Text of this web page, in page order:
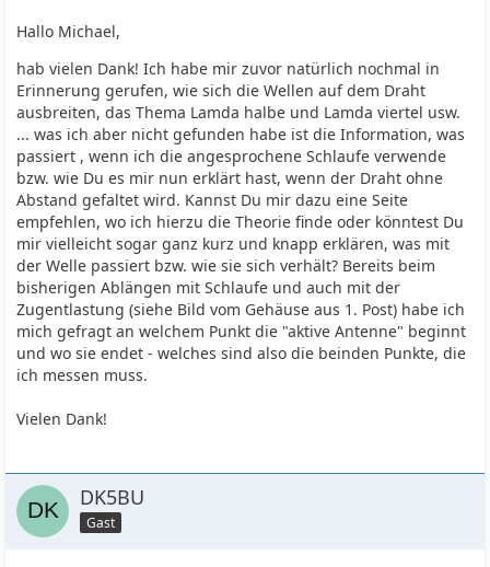
Hallo Michael,
hab vielen Dank! Ich habe mir zuvor natürlich nochmal in
Erinnerung gerufen, wie sich die Wellen auf dem Draht
ausbreiten, das Thema Lamda halbe und Lamda viertel usw.
... was ich aber nicht gefunden habe ist die Information, was
passiert , wenn ich die angesprochene Schlaufe verwende
bzw. wie Du es mir nun erklärt hast, wenn der Draht ohne
Abstand gefaltet wird. Kannst Du mir dazu eine Seite
empfehlen, wo ich hierzu die Theorie finde oder könntest Du
mir vielleicht sogar ganz kurz und knapp erklären, was mit
der Welle passiert bzw. wie sie sich verhält? Bereits beim
bisherigen Ablängen mit Schlaufe und auch mit der
Zugentlastung (siehe Bild vom Gehäuse aus 1. Post) habe ich
mich gefragt an welchem Punkt die "aktive Antenne" beginnt
und wo sie endet - welches sind also die beinden Punkte, die
ich messen muss.
Vielen Dank!
DK5BU
Gast